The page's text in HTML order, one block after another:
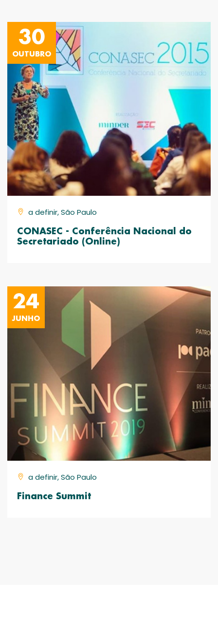
30
OUTUBRO
a definir, São Paulo
CONASEC - Conferência Nacional do
Secretariado (Online)
24
JUNHO
a definir, São Paulo
Finance Summit